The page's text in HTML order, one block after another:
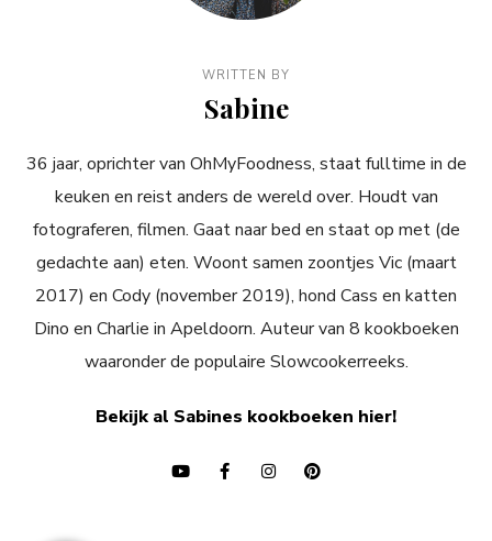
WRITTEN BY
Sabine
36 jaar, oprichter van OhMyFoodness, staat fulltime in de
keuken en reist anders de wereld over. Houdt van
fotograferen, filmen. Gaat naar bed en staat op met (de
gedachte aan) eten. Woont samen zoontjes Vic (maart
2017) en Cody (november 2019), hond Cass en katten
Dino en Charlie in Apeldoorn. Auteur van 8 kookboeken
waaronder de populaire Slowcookerreeks.
Bekijk al Sabines kookboeken hier!